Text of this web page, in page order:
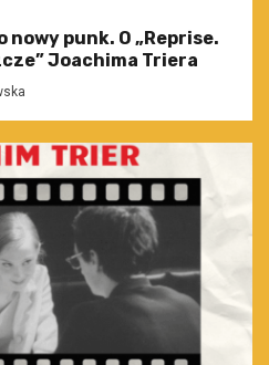
nowy punk. O „Reprise.
Joachima Triera